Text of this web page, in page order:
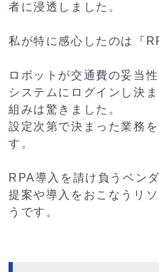
者に浸透しました。
私が特に感心したのは『
ロボットが交通費の妥当
システムにログインし決
組みは驚きました。
設定次第で決まった業務
す。
RPA導入を請け負うベン
提案や導入をおこなうリ
うです。